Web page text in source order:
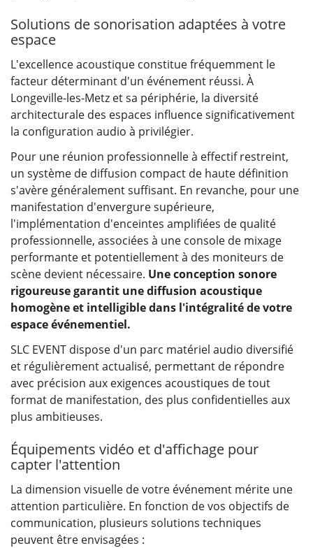
Solutions de sonorisation adaptées à votre
espace
L'excellence acoustique constitue fréquemment le
facteur déterminant d'un événement réussi. À
Longeville-les-Metz et sa périphérie, la diversité
architecturale des espaces influence significativement
la configuration audio à privilégier.
Pour une réunion professionnelle à effectif restreint,
un système de diffusion compact de haute définition
s'avère généralement suffisant. En revanche, pour une
manifestation d'envergure supérieure,
l'implémentation d'enceintes amplifiées de qualité
professionnelle, associées à une console de mixage
performante et potentiellement à des moniteurs de
scène devient nécessaire. Une conception sonore
rigoureuse garantit une diffusion acoustique
homogène et intelligible dans l'intégralité de votre
espace événementiel.
SLC EVENT dispose d'un parc matériel audio diversifié
et régulièrement actualisé, permettant de répondre
avec précision aux exigences acoustiques de tout
format de manifestation, des plus confidentielles aux
plus ambitieuses.
Équipements vidéo et d'affichage pour
capter l'attention
La dimension visuelle de votre événement mérite une
attention particulière. En fonction de vos objectifs de
communication, plusieurs solutions techniques
peuvent être envisagées :